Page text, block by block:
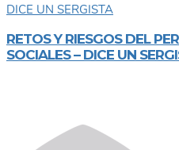
DICE UN SERGISTA
RETOS Y RIESGOS DEL
SOCIALES – DICE UN